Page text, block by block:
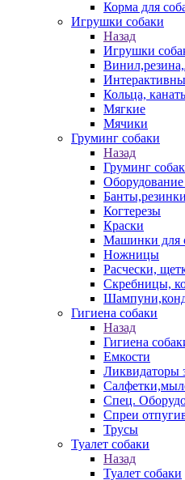
Корма для
Игрушки собаки
Назад
Игрушки
Кольца,
Мягкие
Мячики
Груминг собаки
Назад
Груминг
Банты,резинки
Когтерезы
Краски
Машинки для
Ножницы
Расчески,
Скребницы,
Гигиена собаки
Назад
Гигиена
Емкости
Ликвидаторы
Спец.
Спреи
Трусы
Туалет собаки
Назад
Туалет собаки